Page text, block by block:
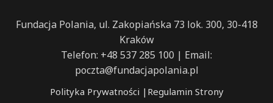
Fundacja Polania, ul. Zakopiańska 73 lok. 300, 30-418
Kraków
Telefon: +48 537 285 100 | Email:
poczta@fundacjapolania.pl
Polityka Prywatności | Regulamin Strony